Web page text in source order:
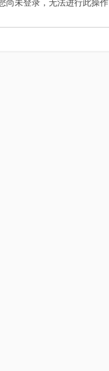
尚未登录，无法进行此操作